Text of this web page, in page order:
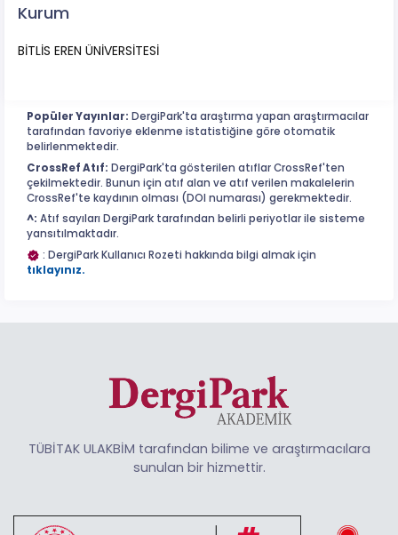
Kurum
BİTLİS EREN ÜNİVERSİTESİ
Popüler Yayınlar: DergiPark'ta araştırma yapan araştırmacılar
tarafından favoriye eklenme istatistiğine göre otomatik
belirlenmektedir.
CrossRef Atıf: DergiPark'ta gösterilen atıflar CrossRef'ten
çekilmektedir. Bunun için atıf alan ve atıf verilen makalelerin
CrossRef'te kaydının olması (DOI numarası) gerekmektedir.
^: Atıf sayıları DergiPark tarafından belirli periyotlar ile sisteme
yansıtılmaktadır.
: DergiPark Kullanıcı Rozeti hakkında bilgi almak için
tıklayınız.
TÜBİTAK ULAKBİM tarafından bilime ve araştırmacılara
sunulan bir hizmettir.